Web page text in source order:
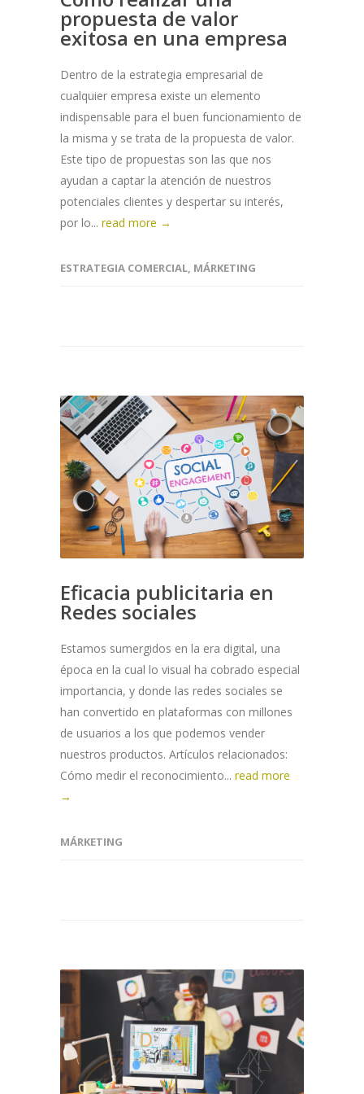
propuesta de valor
exitosa en una empresa
Dentro de la estrategia empresarial de
cualquier empresa existe un elemento
indispensable para el buen funcionamiento de
la misma y se trata de la propuesta de valor.
Este tipo de propuestas son las que nos
ayudan a captar la atención de nuestros
potenciales clientes y despertar su interés,
por lo... read more →
ESTRATEGIA COMERCIAL MÁRKETING
Eficacia publicitaria en
Redes sociales
Estamos sumergidos en la era digital, una
época en la cual lo visual ha cobrado especial
importancia, y donde las redes sociales se
han convertido en plataformas con millones
de usuarios a los que podemos vender
nuestros productos. Artículos relacionados:
Cómo medir el reconocimiento... read more
→
MÁRKETING